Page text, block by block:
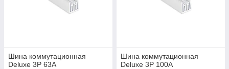
Шина коммутационная
Deluxe 3Р 63А
Шина коммутационная
Deluxe 3Р 100А